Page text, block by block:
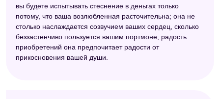
вы будете испытывать стеснение в деньгах только
потому, что ваша возлюбленная расточительна; она не
столько наслаждается созвучием ваших сердец, сколько
беззастенчиво пользуется вашим портмоне; радость
приобретений она предпочитает радости от
прикосновения вашей души.